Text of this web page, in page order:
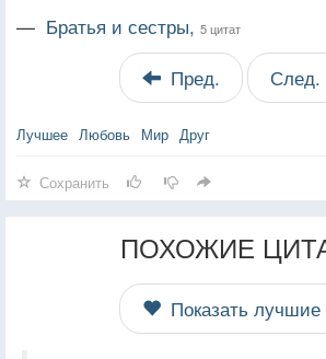
— Братья и сестры, 5 цитат
Пред. След.
Лучшее Любовь Мир Друг
Сохранить
ПОХОЖИЕ
Показать лучшие